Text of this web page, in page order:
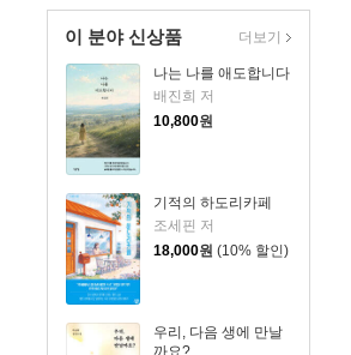
이 분야 신상품
나는 나를 애도합니다
배진희 저
10,800원
기적의 하도리카페
조세핀 저
18,000원 (10% 할인)
우리, 다음 생에 만날
더보기